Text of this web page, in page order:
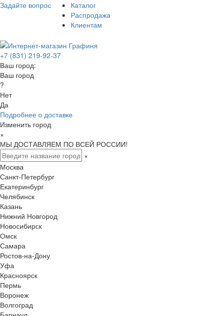
Задайте вопрос
Каталог
Распродажа
Клиентам
+7 (831) 219-92-37
Ваш город:
Ваш город
?
Нет
Да
Подробнее о доставке
Изменить город
×
МЫ ДОСТАВЛЯЕМ ПО ВСЕЙ РОССИИ!
×
Москва
Санкт-Петербург
Екатеринбург
Челябинск
Казань
Нижний Новгород
Новосибирск
Омск
Самара
Ростов-на-Дону
Уфа
Красноярск
Пермь
Воронеж
Волгоград